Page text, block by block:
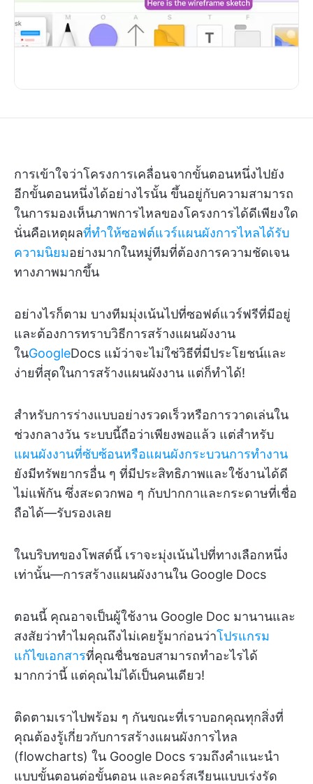
การเข้าใจว่าโครงการเคลื่อนจากขั้นตอนหนึ่งไปยัง
อีกขั้นตอนหนึ่งได้อย่างไรนั้น ขึ้นอยู่กับความสามารถ
ในการมองเห็นภาพการไหลของโครงการได้ดีเพียงใด
นั่นคือเหตุผลที่ทำให้ซอฟต์แวร์แผนผังการไหลได้รับ
ความนิยมอย่างมากในหมู่ทีมที่ต้องการความชัดเจน
ทางภาพมากขึ้น
อย่างไรก็ตาม บางทีมมุ่งเน้นไปที่ซอฟต์แวร์ฟรีที่มีอยู่
และต้องการทราบวิธีการสร้างแผนผังงาน
ในGoogleDocs แม้ว่าจะไม่ใช่วิธีที่มีประโยชน์และ
ง่ายที่สุดในการสร้างแผนผังงาน แต่ก็ทำได้!
สำหรับการร่างแบบอย่างรวดเร็วหรือการวาดเล่นใน
ช่วงกลางวัน ระบบนี้ถือว่าเพียงพอแล้ว แต่สำหรับ
แผนผังงานที่ซับซ้อนหรือแผนผังกระบวนการทำงาน
ยังมีทรัพยากรอื่น ๆ ที่มีประสิทธิภาพและใช้งานได้ดี
ไม่แพ้กัน ซึ่งสะดวกพอ ๆ กับปากกาและกระดาษที่เชื่อ
ถือได้—รับรองเลย
ในบริบทของโพสต์นี้ เราจะมุ่งเน้นไปที่ทางเลือกหนึ่ง
เท่านั้น—การสร้างแผนผังงานใน Google Docs
ตอนนี้ คุณอาจเป็นผู้ใช้งาน Google Doc มานานและ
สงสัยว่าทำไมคุณถึงไม่เคยรู้มาก่อนว่าโปรแกรม
แก้ไขเอกสารที่คุณชื่นชอบสามารถทำอะไรได้
มากกว่านี้ แต่คุณไม่ได้เป็นคนเดียว!
ติดตามเราไปพร้อม ๆ กันขณะที่เราบอกคุณทุกสิ่งที่
คุณต้องรู้เกี่ยวกับการสร้างแผนผังการไหล
(flowcharts) ใน Google Docs รวมถึงคำแนะนำ
แบบขั้นตอนต่อขั้นตอน และคอร์สเรียนแบบเร่งรัด